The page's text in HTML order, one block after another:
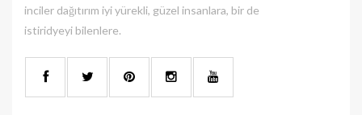
inciler dağıtırım iyi yürekli, güzel insanlara, bir de
istiridyeyi bilenlere.